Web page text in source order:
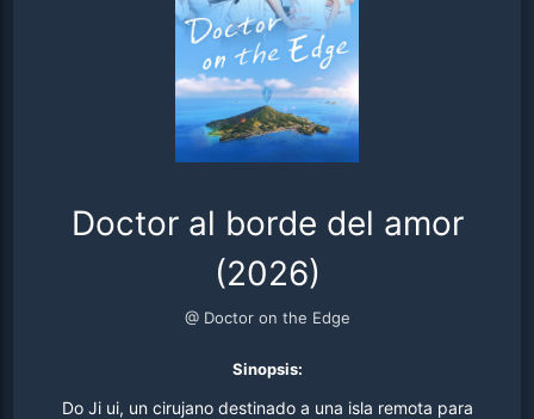
Doctor al borde del amor
(2026)
@ Doctor on the Edge
Sinopsis:
Do Ji ui, un cirujano destinado a una isla remota para